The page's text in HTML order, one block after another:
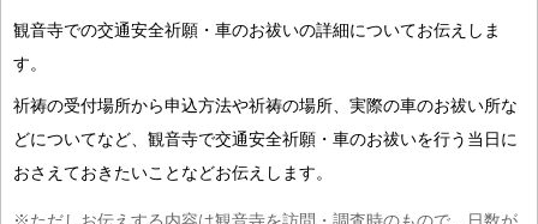
観音寺での交通安全祈願・車のお祓いの詳細についてお伝えしま
す。
祈祷の受付場所から申込方法や祈祷の場所、実際の車のお祓い所な
どについてなど、観音寺で交通安全祈願・車のお祓いを行う当日に
おさえておきたいことなどお伝えします。